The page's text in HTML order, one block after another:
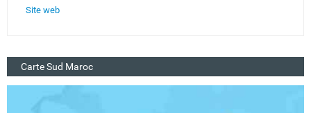
Site web
Carte Sud Maroc